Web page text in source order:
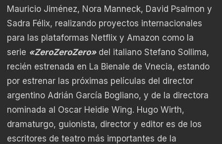
Mauricio Jiménez, Nora Manneck, David Psalmon y
Sadra Félix, realizando proyectos internacionales
para las plataformas Netflix y Amazon como la
serie «ZeroZeroZero»del italiano Stefano Sollima,
recién estrenada en La Bienale de Vnecia, estando
por estrenar las próximas películas del director
argentino Adrián García Bogliano, y de la directora
nominada al Oscar Heidie Wing. Hugo Wirth,
dramaturgo, guionista, director y editor es de los
escritores de teatro más importantes de la